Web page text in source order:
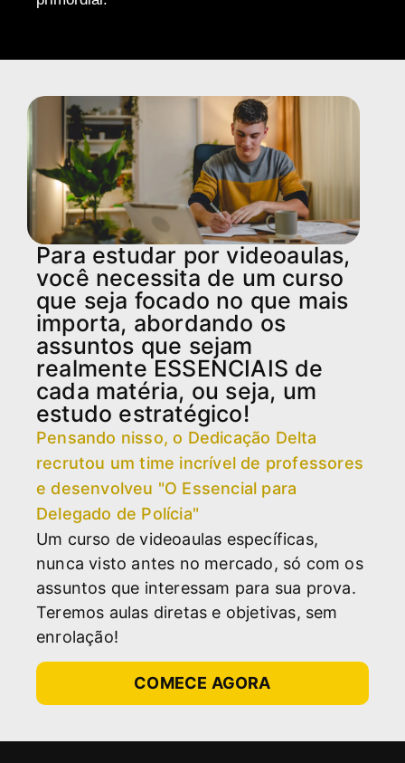
Para estudar por videoaulas,
você necessita de um curso
que seja focado no que mais
importa, abordando os
assuntos que sejam
realmente ESSENCIAIS de
cada matéria, ou seja, um
estudo estratégico!
Pensando nisso, o Dedicação Delta
recrutou um time incrível de professores
e desenvolveu "O Essencial para
Delegado de Polícia"
Um curso de videoaulas específicas,
nunca visto antes no mercado, só com os
assuntos que interessam para sua prova.
Teremos aulas diretas e objetivas, sem
enrolação!
COMECE AGORA